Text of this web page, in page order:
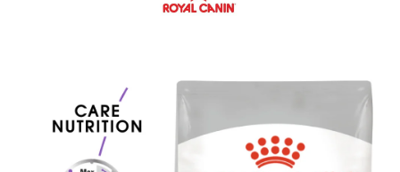
Umedă
Recompense Câini